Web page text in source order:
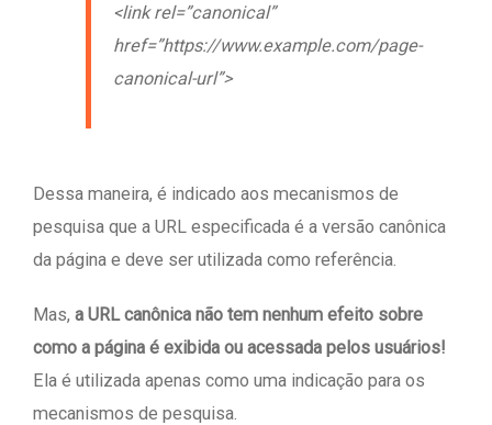
<link rel=”canonical”
href=”https://www.example.com/page-
canonical-url”>
Dessa maneira, é indicado aos mecanismos de
pesquisa que a URL especificada é a versão canônica
da página e deve ser utilizada como referência.
Mas, a URL canônica não tem nenhum efeito sobre
como a página é exibida ou acessada pelos usuários!
Ela é utilizada apenas como uma indicação para os
mecanismos de pesquisa.